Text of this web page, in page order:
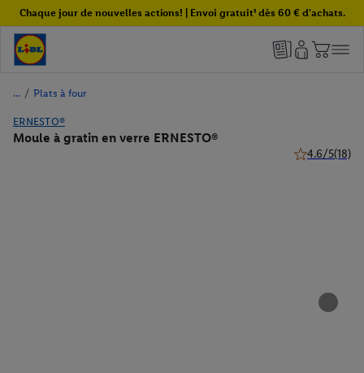
Chaque jour de nouvelles actions! | Envoi gratuit¹ dès 60 € d'achats.
/ Plats à four
ERNESTO®
Moule à gratin en verre ERNESTO®
4.6/5(18)